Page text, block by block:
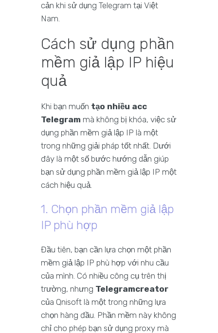
cản khi sử dụng Telegram tại Việt
Nam.
Cách sử dụng phần
mềm giả lập IP hiệu
quả
Khi bạn muốn tạo nhiều acc
Telegram mà không bị khóa, việc sử
dụng phần mềm giả lập IP là một
trong những giải pháp tốt nhất. Dưới
đây là một số bước hướng dẫn giúp
bạn sử dụng phần mềm giả lập IP một
cách hiệu quả.
1. Chọn phần mềm giả lập
IP phù hợp
Đầu tiên, bạn cần lựa chọn một phần
mềm giả lập IP phù hợp với nhu cầu
của mình. Có nhiều công cụ trên thị
trường, nhưng Telegramcreator
của Qnisoft là một trong những lựa
chọn hàng đầu. Phần mềm này không
chỉ cho phép bạn sử dụng proxy mà